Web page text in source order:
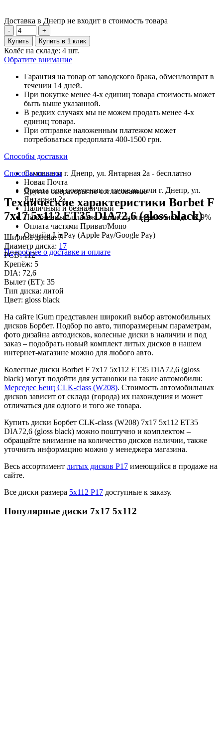
Доставка в Днепр не входит в стоимость товара
-
+
Купить
Купить в 1 клик
Колёс на складе: 4 шт.
Обратите внимание
Гарантия на товар от заводского брака, обмен/возврат в
течении 14 дней.
При покупке менее 4-х единиц товара стоимость может
быть выше указанной.
В редких случаях мы не можем продать менее 4-х
единиц товара.
При отправке наложенным платежом может
потребоваться предоплата 400-1500 грн.
Способы доставки
Самовывоз г. Днепр, ул. Янтарная 2а - бесплатно
Новая Почта
Другие операторы по согласованию
Способы оплаты
Оплата при получении в точке выдачи г. Днепр, ул.
Янтарная 2а
Наличный и безналичный
Наложенный платеж - комиссия перевозчика до +2,9%
Оплата частями Приват/Mono
Онлайн LiqPay (Apple Pay/Google Pay)
Подробнее о доставке и оплате
Технические характеристики Borbet F
7x17 5x112 ET35 DIA72,6 (gloss black)
Ширина диска:7
Диаметр диска: 17
PCD:112
Крепёж: 5
DIA: 72,6
Вылет (ET): 35
Тип диска: литой
Цвет: gloss black
На сайте iGum представлен широкий выбор автомобильных
дисков Борбет. Подбор по авто, типоразмерным параметрам,
фото дизайна автодисков, колесные диски в наличии и под
заказ – подобрать новый комплект литых дисков в нашем
интернет-магазине можно для любого авто.
Колесные диски Borbet F 7x17 5x112 ET35 DIA72,6 (gloss
black) могут подойти для установки на такие автомобили:
Мерседес Бенц CLK-class (W208). Стоимость автомобильных
дисков зависит от склада (города) их нахождения и может
отличаться для одного и того же товара.
Купить диски Борбет CLK-class (W208) 7x17 5x112 ET35
DIA72,6 (gloss black) можно поштучно и комплектом –
обращайте внимание на количество дисков наличии, также
уточнить информацию можно у менеджера магазина.
Весь ассортимент литых дисков Р17 имеющийся в продаже на
сайте.
Все диски размера 5х112 Р17 доступные к заказу.
Популярные диски 7x17 5x112